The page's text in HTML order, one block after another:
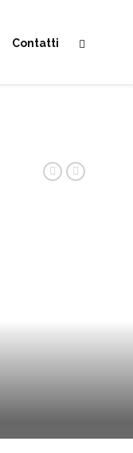
Contatti
Verna